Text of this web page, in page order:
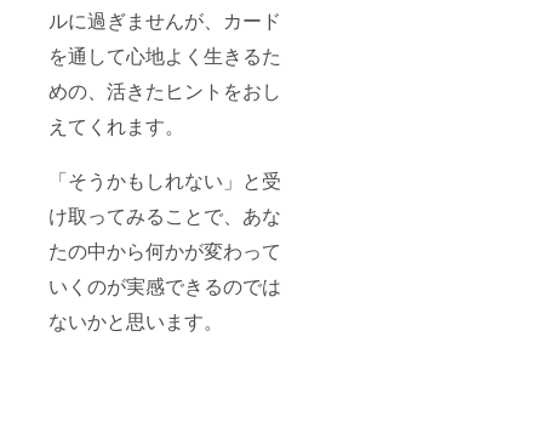
ルに過ぎませんが、カード
を通して心地よく生きるた
めの、活きたヒントをおし
えてくれます。
「そうかもしれない」と受
け取ってみることで、あな
たの中から何かが変わって
いくのが実感できるのでは
ないかと思います。